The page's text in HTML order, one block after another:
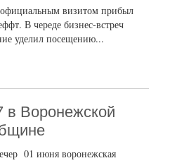
визитом прибыл
В череде бизнес-встреч
уделил посещению...
в Воронежской
01 июня воронежская